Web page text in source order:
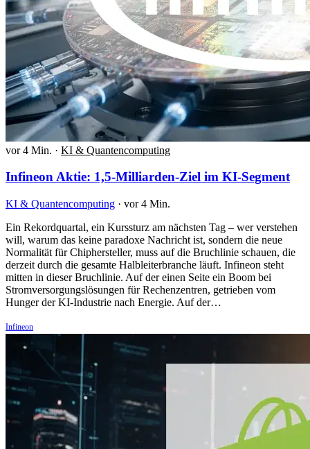
vor 4 Min. · KI & Quantencomputing
Infineon Aktie: 1,5-Milliarden-Ziel im KI-Segment
KI & Quantencomputing · vor 4 Min.
Ein Rekordquartal, ein Kurssturz am nächsten Tag – wer verstehen
will, warum das keine paradoxe Nachricht ist, sondern die neue
Normalität für Chiphersteller, muss auf die Bruchlinie schauen, die
derzeit durch die gesamte Halbleiterbranche läuft. Infineon steht
mitten in dieser Bruchlinie. Auf der einen Seite ein Boom bei
Stromversorgungslösungen für Rechenzentren, getrieben vom
Hunger der KI-Industrie nach Energie. Auf der…
Infineon